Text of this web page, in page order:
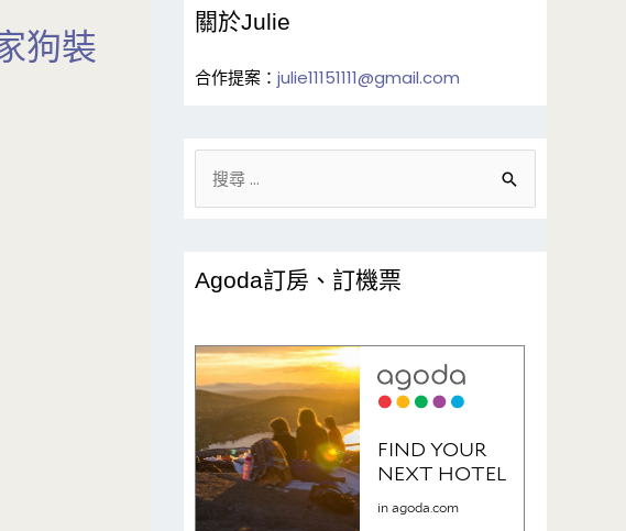
狗裝
關於Julie
合作提案： julie11151111@gmail.com
Agoda訂房、訂機票